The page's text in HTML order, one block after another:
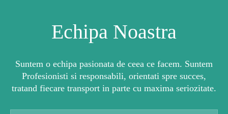
Echipa Noastra
Suntem o echipa pasionata de ceea ce facem. Suntem
Profesionisti si responsabili, orientati spre succes,
tratand fiecare transport in parte cu maxima seriozitate.